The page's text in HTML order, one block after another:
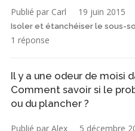
Publié par Carl 19 juin 2015
Isoler et étanchéiser le sous-
1 réponse
Il y a une odeur de moisi
Comment savoir si le
ou du plancher ?
Publié par Alex 5 décembre